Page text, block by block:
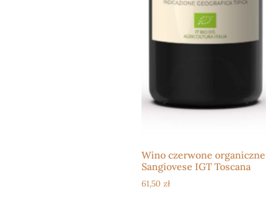
Wino czerwone organiczne
Sangiovese IGT Toscana
61,50 zł